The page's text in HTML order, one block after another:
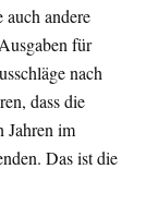
andere
für
nach
dass die
Jahren im
Das ist die